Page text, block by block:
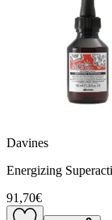
Davines
Energizing
91,70€